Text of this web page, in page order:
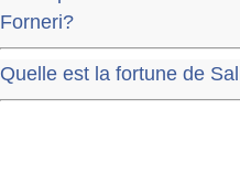
Forneri?
Quelle est la fortune de